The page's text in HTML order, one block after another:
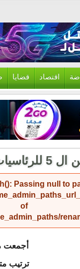
اقتصاد قضايا
Passing null to
of
أجمعت
ترتيب